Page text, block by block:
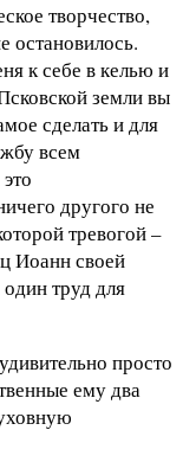
творчество,
остановилось.
к себе в келью и
земли вы
сделать и для
всем
другого не
тревогой –
Иоанн своей
труд для
просто
ему два